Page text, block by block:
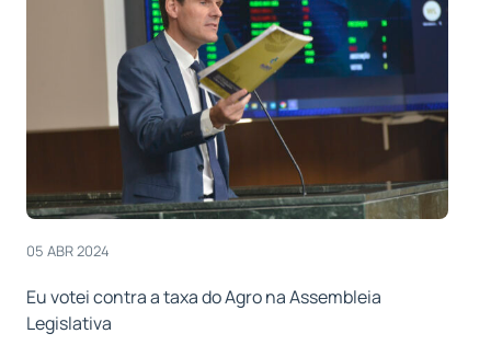
05 ABR 2024
Eu votei contra a taxa do Agro na Assembleia
Legislativa